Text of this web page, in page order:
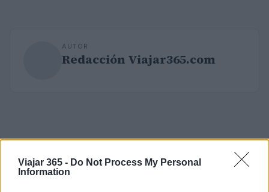
Viajar 365 - Do Not Process My Personal
Information
AUTOR
Redacción Viajar365.com